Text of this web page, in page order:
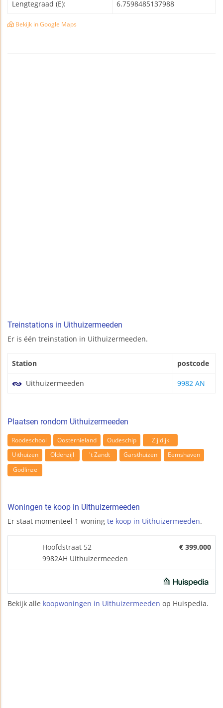
Lengtegraad (E): 6.7598485137988
Bekijk in Google Maps
Treinstations in Uithuizermeeden
Er is één treinstation in Uithuizermeeden.
Station postcode
Uithuizermeeden 9982 AN
Plaatsen rondom Uithuizermeeden
Roodeschool Oosternieland Oudeschip
Zijldijk
Uithuizen
Oldenzijl 't Zandt Garsthuizen
Eemshaven
Godlinze
Woningen te koop in Uithuizermeeden
Er staat momenteel 1 woning te koop in Uithuizermeeden.
Hoofdstraat 52
9982AH Uithuizermeeden
€ 399.000
Bekijk alle koopwoningen in Uithuizermeeden op Huispedia.